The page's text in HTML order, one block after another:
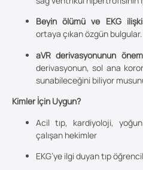
Beyin ölümü ve EKG
ortaya çıkan özgün bulgular.
aVR derivasyonunun
derivasyonun, sol ana
sunabileceğini biliyor
Kimler İçin Uygun?
Acil tıp, kardiyoloji,
çalışan hekimler
EKG’ye ilgi duyan tıp